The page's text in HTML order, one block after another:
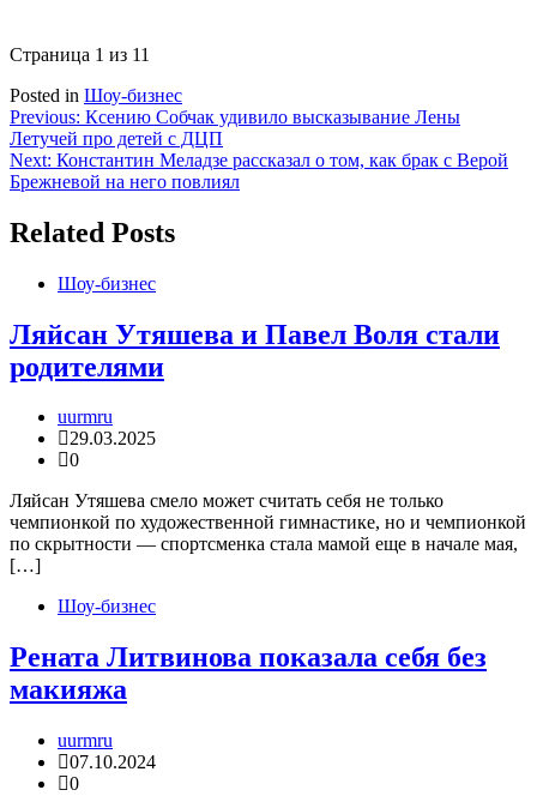
Страница 1 из 11
Posted in Шоу-бизнес
Навигация
по
записям
Previous: Ксению Собчак удивило высказывание Лены
Летучей про детей с ДЦП
Next: Константин Меладзе рассказал о том, как брак с Верой
Брежневой на него повлиял
Related Posts
Шоу-бизнес
Ляйсан Утяшева и Павел Воля стали
родителями
uurmru
29.03.2025
0
Ляйсан Утяшева смело может считать себя не только
чемпионкой по художественной гимнастике, но и чемпионкой
по скрытности — спортсменка стала мамой еще в начале мая,
[…]
Шоу-бизнес
Рената Литвинова показала себя без
макияжа
uurmru
07.10.2024
0